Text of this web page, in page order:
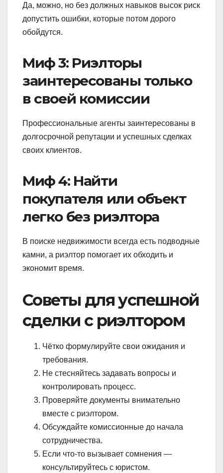
Да, можно, но без должных навыков высок риск
допустить ошибки, которые потом дорого
обойдутся.
Миф 3: Риэлторы
заинтересованы только
в своей комиссии
Профессиональные агенты заинтересованы в
долгосрочной репутации и успешных сделках
своих клиентов.
Миф 4: Найти
покупателя или объект
легко без риэлтора
В поиске недвижимости всегда есть подводные
камни, а риэлтор помогает их обходить и
экономит время.
Советы для успешной
сделки с риэлтором
Чётко формулируйте свои ожидания и
требования.
Не стесняйтесь задавать вопросы и
контролировать процесс.
Проверяйте документы внимательно
вместе с риэлтором.
Обсуждайте комиссионные до начала
сотрудничества.
Если что-то вызывает сомнения —
консультируйтесь с юристом.